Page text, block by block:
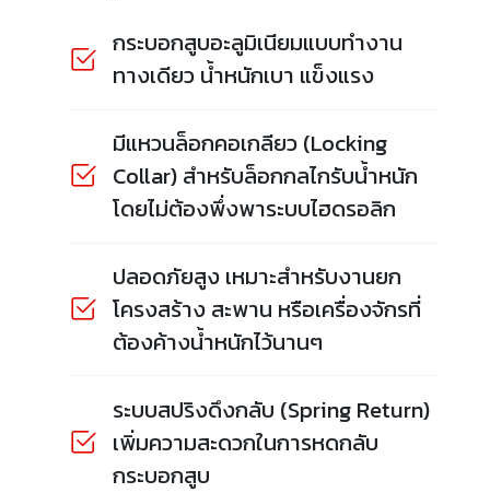
กระบอกสูบอะลูมิเนียมแบบทำงาน
ทางเดียว น้ำหนักเบา แข็งแรง
มีแหวนล็อกคอเกลียว (Locking
Collar) สำหรับล็อกกลไกรับน้ำหนัก
โดยไม่ต้องพึ่งพาระบบไฮดรอลิก
ปลอดภัยสูง เหมาะสำหรับงานยก
โครงสร้าง สะพาน หรือเครื่องจักรที่
ต้องค้างน้ำหนักไว้นานๆ
ระบบสปริงดึงกลับ (Spring Return)
เพิ่มความสะดวกในการหดกลับ
กระบอกสูบ